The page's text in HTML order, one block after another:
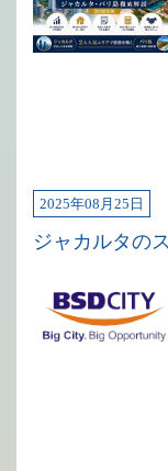
2025年08月25日
ジャカルタの